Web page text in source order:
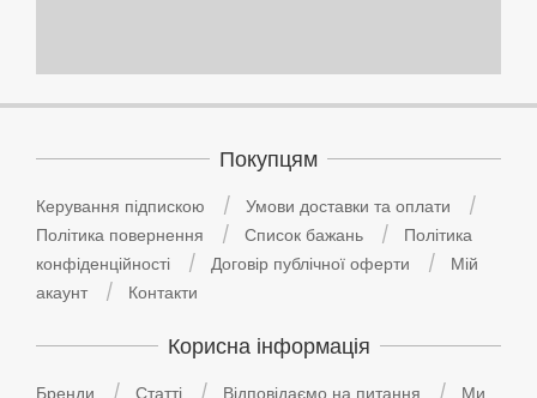
Покупцям
Керування підпискою
Умови доставки та оплати
Політика повернення
Список бажань
Політика
конфіденційності
Договір публічної оферти
Мій
акаунт
Контакти
Корисна інформація
Бренди Статті Відповідаємо на питання Ми